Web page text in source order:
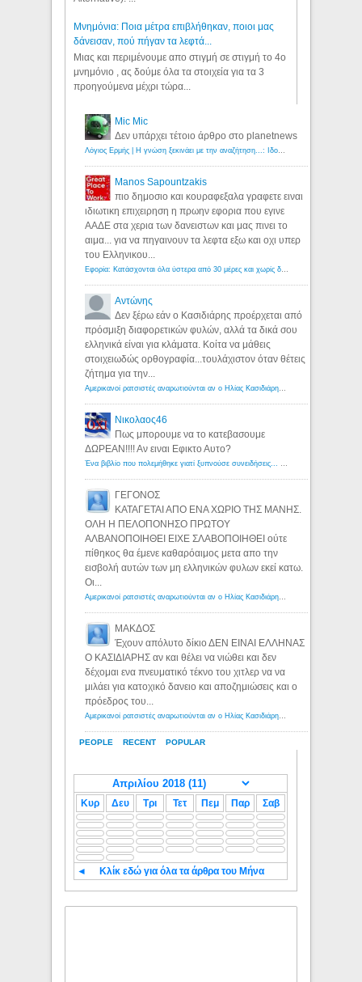
Μνημόνια: Ποια μέτρα επιβλήθηκαν, ποιοι μας
δάνεισαν, πού πήγαν τα λεφτά...
Μιας και περιμένουμε απο στιγμή σε στιγμή το 4ο
μνημόνιο , ας δούμε όλα τα στοιχεία για τα 3
προηγούμενα μέχρι τώρα...
PEOPLE RECENT POPULAR
Mic Mic
Δεν υπάρχει τέτοιο άρθρο στο planetnews
Λόγιος Ερμής | Η γνώση ξεκινάει με την αναζήτηση...: Ιδού οι 18 που χρωστούν 11 δις ευρώ!
Manos Sapountzakis
πιο δημοσιο και κουραφεξαλα γραφετε ειναι
ιδιωτικη επιχειρηση η πρωην εφορια που εγινε
ΑΑΔΕ στα χερια των δανειστων και μας πινει το
αιμα... για να πηγαινουν τα λεφτα εξω και οχι υπερ
του Ελληνικου...
Εφορία: Κατάσχονται όλα ύστερα από 30 μέρες και χωρίς δικαστικές αποφάσεις - Λόγιος Ερμής
Αντώνης
Δεν ξέρω εάν ο Κασιδιάρης προέρχεται από
πρόσμιξη διαφορετικών φυλών, αλλά τα δικά σου
ελληνικά είναι για κλάματα. Κοίτα να μάθεις
στοιχειωδώς ορθογραφία...τουλάχιστον όταν θέτεις
ζήτημα για την...
Αμερικανοί ρατσιστές αναρωτιούνται αν ο Ηλίας Κασιδιάρης ανήκει στη λευκή φυλή... - Λόγιος Ερμής
Νικολαος46
Πως μπορουμε να το κατεβασουμε
ΔΩΡΕΑΝ!!!! Αν ειναι Εφικτο Αυτο?
Ένα βιβλίο που πολεμήθηκε γιατί ξυπνούσε συνειδήσεις... - Λόγιος Ερμής | Η γνώση ξεκινάει με την αναζήτηση...
ΓΕΓΟΝΟΣ
ΚΑΤΑΓΕΤΑΙ ΑΠΟ ΕΝΑ ΧΩΡΙΟ ΤΗΣ ΜΑΝΗΣ.
ΟΛΗ Η ΠΕΛΟΠΟΝΗΣΟ ΠΡΩΤΟΥ
ΑΛΒΑΝΟΠΟΙΗΘΕΙ ΕΙΧΕ ΣΛΑΒΟΠΟΙΗΘΕΙ ούτε
πίθηκος θα έμενε καθαρόαιμος μετα απο την
εισβολή αυτών των μη ελληνικών φυλων εκεί κατω.
Οι...
Αμερικανοί ρατσιστές αναρωτιούνται αν ο Ηλίας Κασιδιάρης ανήκει στη λευκή φυλή... - Λόγιος Ερμής
ΜΑΚΔΟΣ
Έχουν απόλυτο δίκιο ΔΕΝ ΕΙΝΑΙ ΕΛΛΗΝΑΣ
Ο ΚΑΣΙΔΙΑΡΗΣ αν και θέλει να νιώθει και δεν
δέχομαι ενα πνευματικό τέκνο του χιτλερ να να
μιλάει για κατοχικό δανειο και αποζημιώσεις και ο
πρόεδρος του...
Αμερικανοί ρατσιστές αναρωτιούνται αν ο Ηλίας Κασιδιάρης ανήκει στη λευκή φυλή... - Λόγιος Ερμής
Κυρ Δευ Τρι Τετ Πεμ Παρ Σαβ
◄ Κλίκ εδώ για όλα τα άρθρα του Μήνα